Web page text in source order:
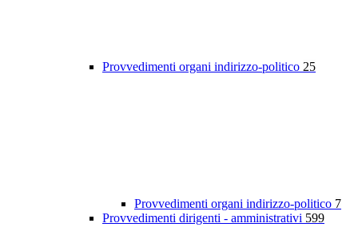
Provvedimenti organi indirizzo-politico 25
Provvedimenti organi indirizzo-politico 7
Provvedimenti dirigenti - amministrativi 599